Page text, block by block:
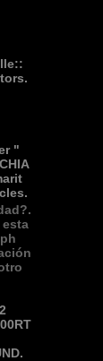
"
esta